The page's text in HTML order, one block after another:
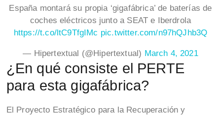
España montará su propia ‘gigafábrica’ de baterías de
coches eléctricos junto a SEAT e Iberdrola
https://t.co/ltC9TfgIMc pic.twitter.com/n97hQJhb3Q
— Hipertextual (@Hipertextual) March 4, 2021
¿En qué consiste el PERTE
para esta gigafábrica?
El Proyecto Estratégico para la Recuperación y